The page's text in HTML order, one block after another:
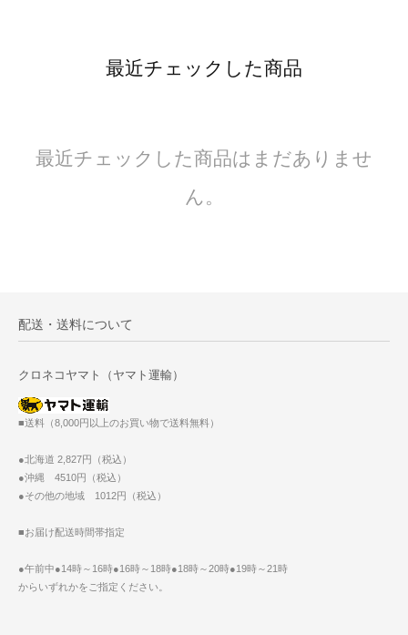
最近チェックした商品
最近チェックした商品はまだありませ
ん。
配送・送料について
クロネコヤマト（ヤマト運輸）
■送料（8,000円以上のお買い物で送料無料）
●北海道 2,827円（税込）
●沖縄 4510円（税込）
●その他の地域 1012円（税込）
■お届け配送時間帯指定
●午前中●14時～16時●16時～18時●18時～20時●19時～21時
からいずれかをご指定ください。